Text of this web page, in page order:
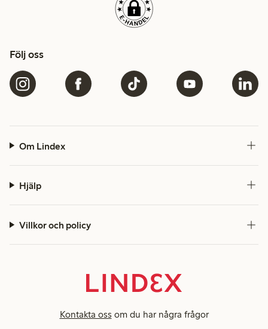
Följ oss
Om Lindex
Hjälp
Villkor och policy
Kontakta oss om du har några frågor